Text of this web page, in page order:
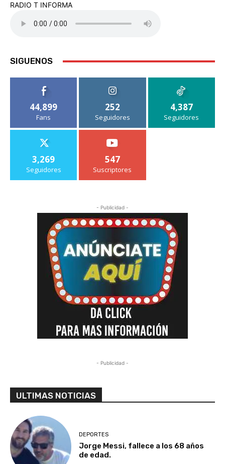
RADIO T INFORMA
SIGUENOS
44,899
Fans
252
Seguidores
4,387
Seguidores
3,269
Seguidores
547
Suscriptores
- Publicidad -
- Publicidad -
ULTIMAS NOTICIAS
DEPORTES
Jorge Messi, fallece a los 68 años
de edad.